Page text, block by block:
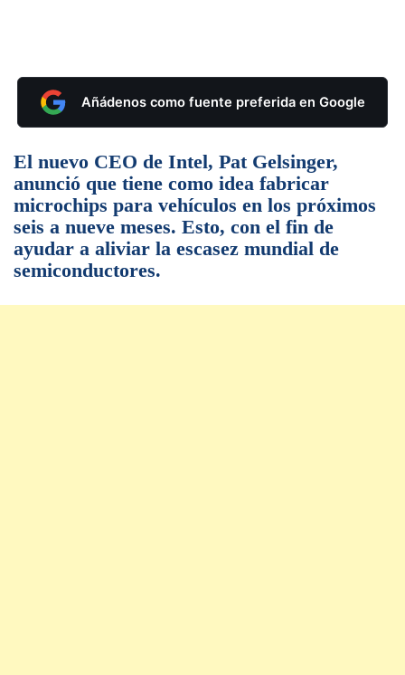
Añádenos como fuente preferida en Google
El nuevo CEO de Intel, Pat Gelsinger,
anunció que tiene como idea fabricar
microchips para vehículos en los próximos
seis a nueve meses. Esto, con el fin de
ayudar a aliviar la escasez mundial de
semiconductores.